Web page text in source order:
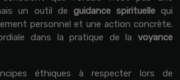
un outil de guidance spirituelle qui
personnel et une action concrète.
dans la pratique de la voyance
éthiques à respecter lors de